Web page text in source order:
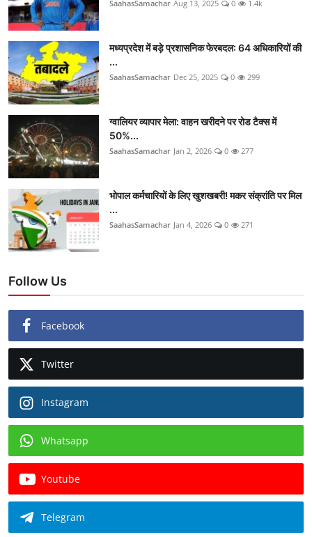
SaahasSamachar Aug 13, 2025 0 1.4k
मध्यप्रदेश में बड़े प्रशासनिक फेरबदल: 64 अधिकारियों की
...
SaahasSamachar Dec 25, 2025 0 299
ग्वालियर व्यापार मेला: वाहन खरीदने पर रोड टैक्स में
50%...
SaahasSamachar Jan 2, 2026 0 277
भोपाल कर्मचारियों के लिए खुशखबरी! मकर संक्रांति पर मिल
...
SaahasSamachar Jan 4, 2026 0 271
Follow Us
Facebook
Twitter
Instagram
Whatsapp
Youtube
Telegram